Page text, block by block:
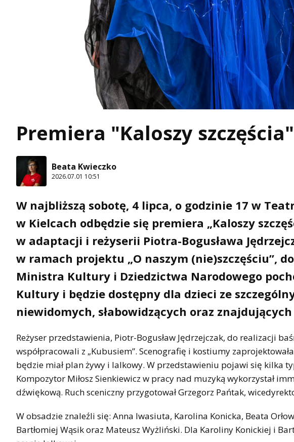
Premiera "Kaloszy
Beata Kwieczko
2026.07.01 10:51
W najbliższą sobotę, 4 lipca, o godzinie 17 w
w Kielcach odbędzie się premiera „Kaloszy
w adaptacji i reżyserii Piotra-Bogusława
w ramach projektu „O naszym (nie)szczęściu”,
Ministra Kultury i Dziedzictwa Narodowego
Kultury i będzie dostępny dla dzieci ze
niewidomych, słabowidzących oraz
Reżyser przedstawienia, Piotr-Bogusław Jędrzejczak, do realizacji
współpracowali z „Kubusiem”. Scenografię i kostiumy
będzie miał plan żywy i lalkowy. W przedstawieniu pojawi się kilka
Kompozytor Miłosz Sienkiewicz w pracy nad muzyką wykorzystał
dźwiękową. Ruch sceniczny przygotował Grzegorz Pańtak,
W obsadzie znaleźli się: Anna Iwasiuta, Karolina Konicka, Beata
Bartłomiej Wąsik oraz Mateusz Wyżliński. Dla Karoliny Konickiej i